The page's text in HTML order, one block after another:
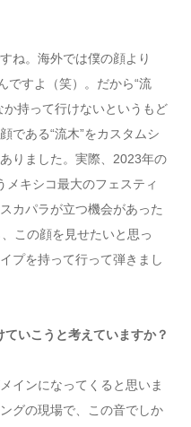
ね。海外では僕の顔より
ですよ（笑）。だから“流
持って行けないというもど
である“流木”をカスタムシ
りました。実際、2023年の
キシコ最大のフェスティ
カパラが立つ機会があった
この顔を見せたいと思っ
プを持って行って弾きまし
いこうと考えていますか？
インになってくると思いま
グの現場で、この音でしか